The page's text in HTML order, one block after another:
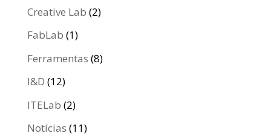
Creative Lab (2)
FabLab (1)
Ferramentas (8)
I&D (12)
ITELab (2)
Notícias (11)